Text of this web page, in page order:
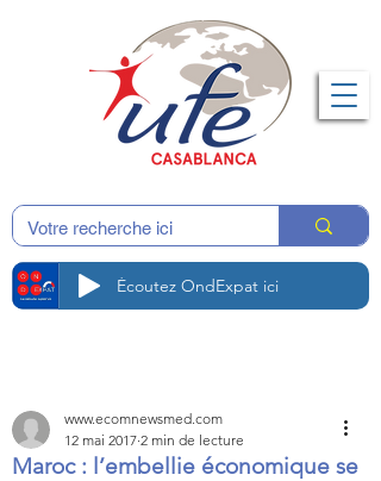
Écoutez OndExpat ici
Maroc : l’embellie économique se
www.ecomnewsmed.com
12 mai 2017 2 min de lecture